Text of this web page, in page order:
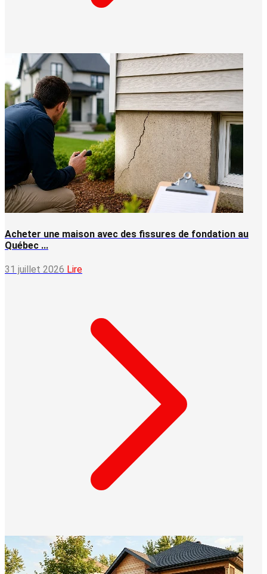
Acheter une maison avec des fissures de fondation au
Québec ...
31 juillet 2026 Lire